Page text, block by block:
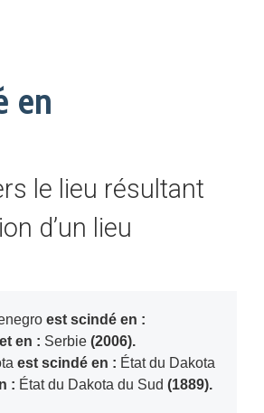
en
d’un lieu
est scindé en :
en : Serbie(2006).
est scindé en : État du Dakota
: État du Dakota du Sud (1889).